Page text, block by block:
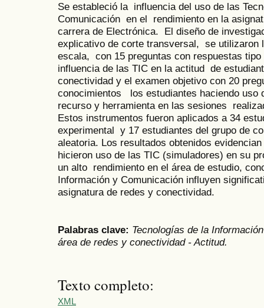
Se estableció la influencia del uso de las
Comunicación en el rendimiento en la
carrera de Electrónica. El diseño de
explicativo de corte transversal, se utilizaron
escala, con 15 preguntas con respuestas
influencia de las TIC en la actitud de
conectividad y el examen objetivo con 20
conocimientos los estudiantes haciendo uso
recurso y herramienta en las sesiones
Estos instrumentos fueron aplicados a 34
experimental y 17 estudiantes del grupo de
aleatoria. Los resultados obtenidos
hicieron uso de las TIC (simuladores) en su
un alto rendimiento en el área de estudio,
Información y Comunicación influyen
asignatura de redes y conectividad.
Palabras clave: Tecnologías de la
área de redes y conectividad - Actitud.
Texto completo:
XML